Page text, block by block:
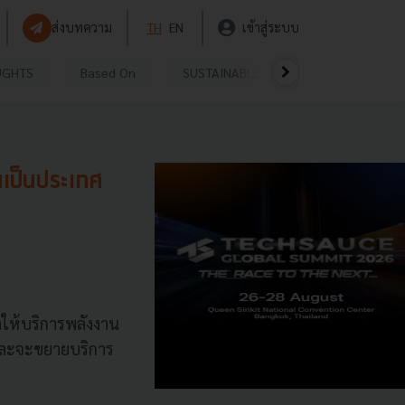
ส่งบทความ TH EN เข้าสู่ระบบ
Based On SUSTAINABLE
ป็นประเทศ
ห้บริการพลังงาน
จะขยายบริการ